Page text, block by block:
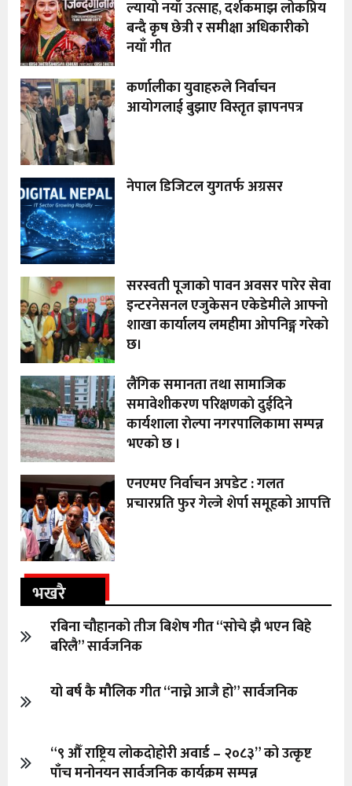
ल्यायो नयाँ उत्साह, दर्शकमाझ लोकप्रिय
बन्दै कृष छेत्री र समीक्षा अधिकारीको
नयाँ गीत
कर्णालीका युवाहरुले निर्वाचन
आयोगलाई बुझाए विस्तृत ज्ञापनपत्र
नेपाल डिजिटल युगतर्फ अग्रसर
सरस्वती पूजाको पावन अवसर पारेर सेवा
इन्टरनेसनल एजुकेसन एकेडेमीले आफ्नो
शाखा कार्यालय लमहीमा ओपनिङ्ग गरेको
छ।
लैंगिक समानता तथा सामाजिक
समावेशीकरण परिक्षणकाे दुईदिने
कार्यशाला राेल्पा नगरपालिकामा सम्पन्न
भएको छ ।
एनएमए निर्वाचन अपडेट : गलत
प्रचारप्रति फुर गेल्जे शेर्पा समूहको आपत्ति
भखरै
रबिना चौहानको तीज बिशेष गीत “सोचे झै भएन बिहे
बरिलै” सार्वजनिक
यो बर्ष कै मौलिक गीत “नाच्ने आजै हो” सार्वजनिक
“९ औँ राष्ट्रिय लोकदोहोरी अवार्ड – २०८३” को उत्कृष्ट
पाँच मनोनयन सार्वजनिक कार्यक्रम सम्पन्न